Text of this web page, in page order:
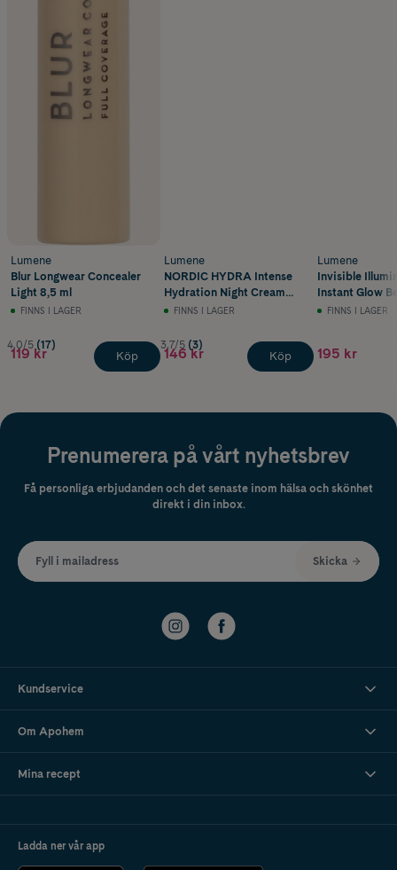
Lumene
Blur Longwear Concealer
Light 8,5 ml
FINNS I LAGER
4.0/5 (17)
119 kr Köp
Lumene
NORDIC HYDRA Intense
Hydration Night Cream
50 ml
FINNS I LAGER
3.7/5 (3)
146 kr Köp
Lumene
Invisible
Instant Glow
100 30 ml
FINNS I LAGER
195 kr
Prenumerera på vårt nyhetsbrev
Få personliga erbjudanden och det senaste inom hälsa och skönhet
direkt i din inbox.
Fyll i mailadress Skicka
Kundservice
Om Apohem
Mina recept
Ladda ner vår app